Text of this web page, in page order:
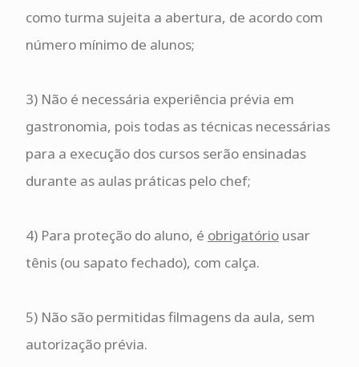
como turma sujeita a abertura, de acordo com
número mínimo de alunos;
3) Não é necessária experiência prévia em
gastronomia, pois todas as técnicas necessárias
para a execução dos cursos serão ensinadas
durante as aulas práticas pelo chef;
4) Para proteção do aluno, é obrigatório usar
tênis (ou sapato fechado), com calça.
5) Não são permitidas filmagens da aula, sem
autorização prévia.